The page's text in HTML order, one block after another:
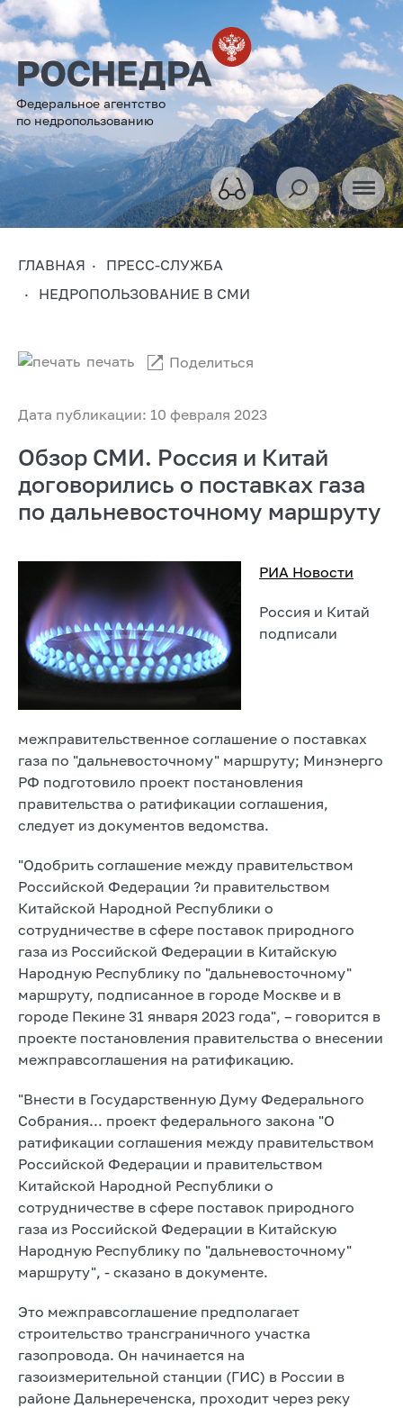
Федеральное агентство
по недропользованию
ГЛАВНАЯ
ПРЕСС-СЛУЖБА
НЕДРОПОЛЬЗОВАНИЕ В СМИ
Дата публикации: 10 февраля 2023
печать Поделиться
Обзор СМИ. Россия и Китай
договорились о поставках газа
по дальневосточному маршруту
РИА Новости
Россия и Китай
подписали
межправительственное соглашение о поставках
газа по "дальневосточному" маршруту; Минэнерго
РФ подготовило проект постановления
правительства о ратификации соглашения,
следует из документов ведомства.
"Одобрить соглашение между правительством
Российской Федерации ?и правительством
Китайской Народной Республики о
сотрудничестве в сфере поставок природного
газа из Российской Федерации в Китайскую
Народную Республику по "дальневосточному"
маршруту, подписанное в городе Москве и в
городе Пекине 31 января 2023 года", – говорится в
проекте постановления правительства о внесении
межправсоглашения на ратификацию.
"Внести в Государственную Думу Федерального
Собрания... проект федерального закона "О
ратификации соглашения между правительством
Российской Федерации и правительством
Китайской Народной Республики о
сотрудничестве в сфере поставок природного
газа из Российской Федерации в Китайскую
Народную Республику по "дальневосточному"
маршруту", - сказано в документе.
Это межправсоглашение предполагает
строительство трансграничного участка
газопровода. Он начинается на
газоизмерительной станции (ГИС) в России в
районе Дальнереченска, проходит через реку